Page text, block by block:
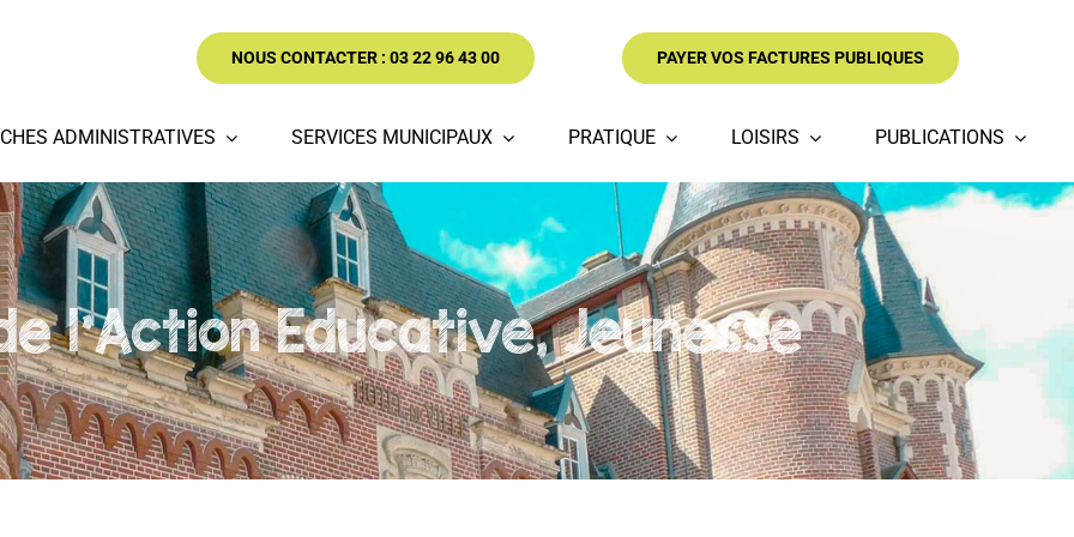
NOUS CONTACTER : 03 22 96 43 00 PAYER VOS FACTURES PUBLIQUES
ADMINISTRATIVES SERVICES MUNICIPAUX PRATIQUE LOISIRS PUBLICATIONS
l'Action Educative, Jeunesse